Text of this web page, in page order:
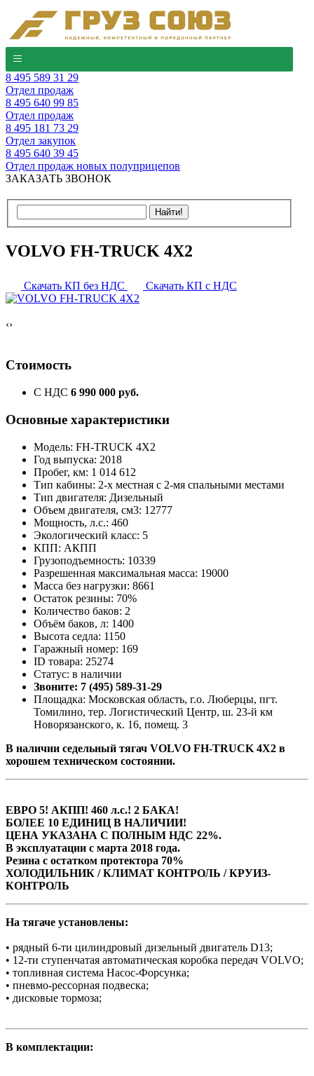
8 495 589 31 29
Отдел продаж
8 495 640 99 85
Отдел продаж
8 495 181 73 29
Отдел закупок
8 495 640 39 45
Отдел продаж новых полуприцепов
ЗАКАЗАТЬ ЗВОНОК
VOLVO FH-TRUCK 4X2
Скачать КП без НДС Скачать КП с НДС
‹›
Стоимость
С НДС 6 990 000 руб.
Основные характеристики
Модель: FH-TRUCK 4X2
Год выпуска: 2018
Пробег, км: 1 014 612
Тип кабины: 2-х местная с 2-мя спальными местами
Тип двигателя: Дизельный
Объем двигателя, см3: 12777
Мощность, л.с.: 460
Экологический класс: 5
КПП: АКПП
Грузоподъемность: 10339
Разрешенная максимальная масса: 19000
Масса без нагрузки: 8661
Остаток резины: 70%
Количество баков: 2
Объём баков, л: 1400
Высота седла: 1150
Гаражный номер: 169
ID товара: 25274
Статус: в наличии
Звоните: 7 (495) 589-31-29
Площадка: Московская область, г.о. Люберцы, пгт.
Томилино, тер. Логистический Центр, ш. 23-й км
Новорязанского, к. 16, помещ. 3
В наличии седельный тягач VOLVO FH-TRUCK 4X2 в
хорошем техническом состоянии.
ЕВРО 5! АКПП! 460 л.с.! 2 БАКА!
БОЛЕЕ 10 ЕДИНИЦ В НАЛИЧИИ!
ЦЕНА УКАЗАНА С ПОЛНЫМ НДС 22%.
В эксплуатации с марта 2018 года.
Резина с остатком протектора 70%
ХОЛОДИЛЬНИК / КЛИМАТ КОНТРОЛЬ / КРУИЗ-
КОНТРОЛЬ
На тягаче установлены:
• рядный 6-ти цилиндровый дизельный двигатель D13;
• 12-ти ступенчатая автоматическая коробка передач VOLVO;
• топливная система Насос-Форсунка;
• пневмо-рессорная подвеска;
• дисковые тормоза;
В комплектации: